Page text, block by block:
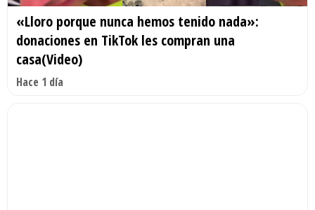
«Lloro porque nunca hemos tenido nada»:
donaciones en TikTok les compran una
casa(Video)
Hace 1 día